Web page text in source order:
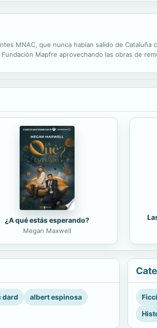
MNAC, que nunca habían salido de
Mapfre aprovechando las obras de
¿A qué estás esperando?
Megan Maxwell
dard
albert espinosa